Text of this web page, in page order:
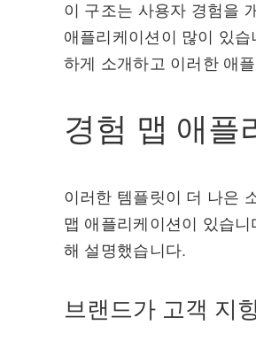
이 구조는 사용자 경험을
애플리케이션이 많이 있
하게 소개하고 이러한 애
경험 맵 애플
이러한 템플릿이 더 나은
맵 애플리케이션이 있습
해 설명했습니다.
브랜드가 고객 지